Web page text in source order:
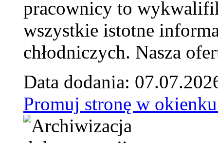
pracownicy to
wszystkie istotne
chłodniczych. Nasza
Data dodania:
Promuj stronę w